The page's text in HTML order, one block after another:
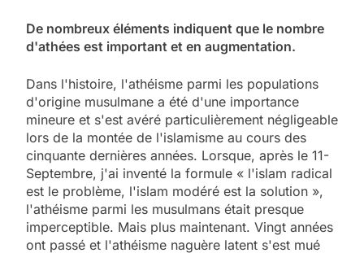
De nombreux éléments indiquent que le nombre
d'athées est important et en augmentation.
Dans l'histoire, l'athéisme parmi les populations
d'origine musulmane a été d'une importance
mineure et s'est avéré particulièrement négligeable
lors de la montée de l'islamisme au cours des
cinquante dernières années. Lorsque, après le 11-
Septembre, j'ai inventé la formule « l'islam radical
est le problème, l'islam modéré est la solution »,
l'athéisme parmi les musulmans était presque
imperceptible. Mais plus maintenant. Vingt années
ont passé et l'athéisme naguère latent s'est mué